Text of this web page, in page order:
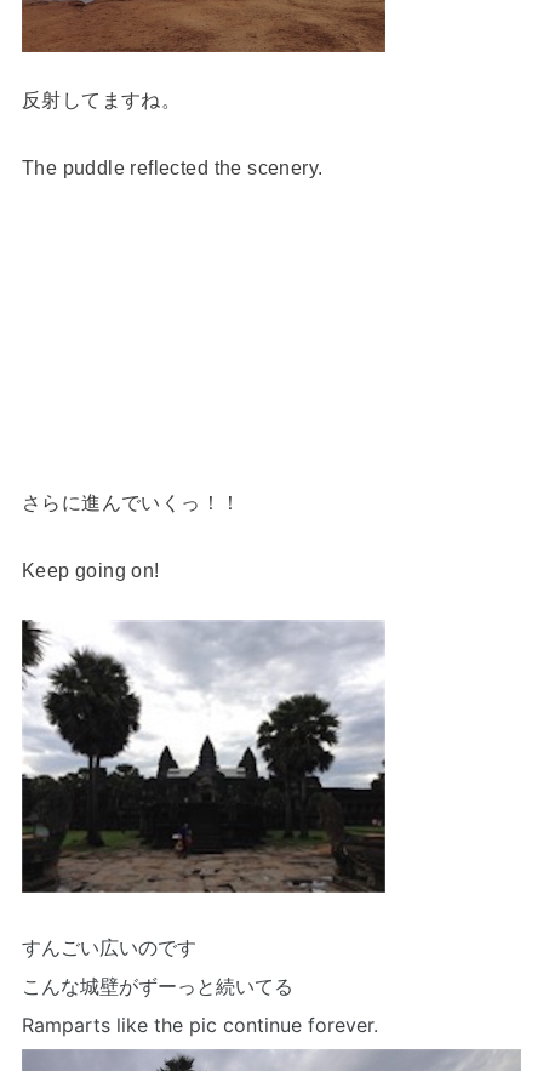
反射してますね。
The puddle reflected the scenery.
さらに進んでいくっ！！
Keep going on!
すんごい広いのです
こんな城壁がずーっと続いてる
Ramparts like the pic continue forever.